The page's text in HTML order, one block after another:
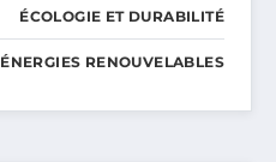
ÉCOLOGIE ET DURABILITÉ
ÉNERGIES RENOUVELABLES